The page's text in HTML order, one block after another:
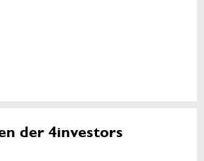
der 4investors